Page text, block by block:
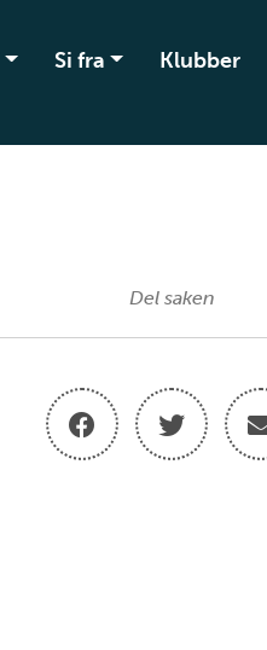
Si fra Klubber
Del saken